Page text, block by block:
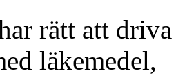
rätt att
läkemedel,